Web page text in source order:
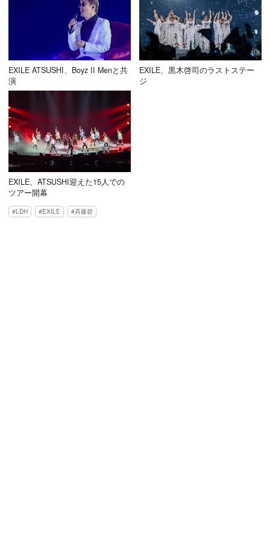
EXILE ATSUSHI、Boyz II Menと共
演
EXILE、黒木啓司のラストステー
ジ
EXILE、ATSUSHI迎えた15人での
ツアー開幕
LDH EXILE 斉藤碧